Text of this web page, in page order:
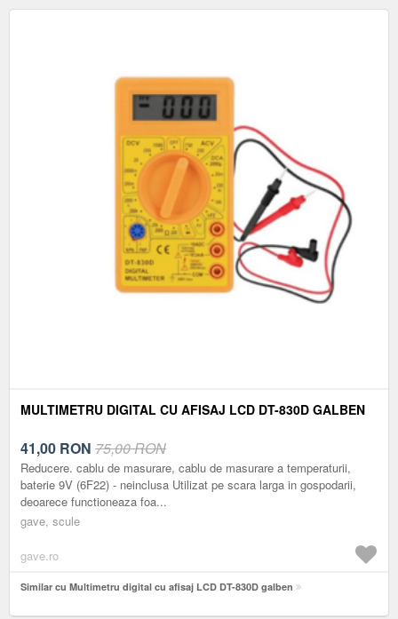
MULTIMETRU DIGITAL CU AFISAJ LCD DT-830D GALBEN
41,00 RON 75,00 RON
Reducere. cablu de masurare, cablu de masurare a temperaturii,
baterie 9V (6F22) - neinclusa Utilizat pe scara larga in gospodarii,
deoarece functioneaza foa...
gave, scule
gave.ro
Similar cu Multimetru digital cu afisaj LCD DT-830D galben